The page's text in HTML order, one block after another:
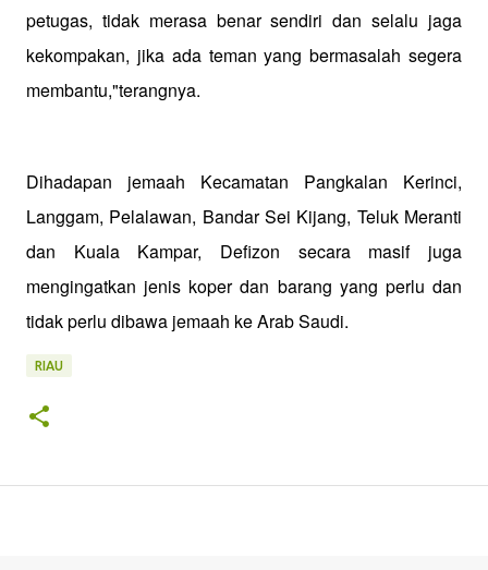
petugas, tidak merasa benar sendiri dan selalu jaga
kekompakan, jika ada teman yang bermasalah segera
membantu,"terangnya.
Dihadapan jemaah Kecamatan Pangkalan Kerinci,
Langgam, Pelalawan, Bandar Sei Kijang, Teluk Meranti
dan Kuala Kampar, Defizon secara masif juga
mengingatkan jenis koper dan barang yang perlu dan
tidak perlu dibawa jemaah ke Arab Saudi.
RIAU